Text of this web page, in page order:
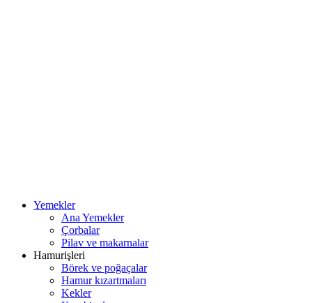
Yemekler
Ana Yemekler
Çorbalar
Pilav ve makarnalar
Hamurişleri
Börek ve poğaçalar
Hamur kızartmaları
Kekler